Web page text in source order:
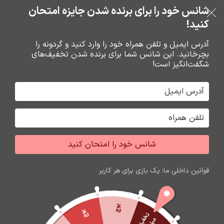
بدون ضامن، بدون سود
عبور به ناوبری
رفتن به محتوای اصلی
0 ریال
محصولات برچسب خورده “موس سیمدار”
جشواره فروش محصولات اپل
برای تغییر این متن بر روی دکمه ویرایش کلیک کنید. لورم
ایپسوم متن ساختگی با تولید سادگی نامفهوم از صنعت چاپ
60
روز
10
ساعت
32
دقیقه
46
ثانیه
فروشگاه نوین تراشه گنجی
پوچ
پوچ
شانس خود را برای برنده شدن جایزه امتحان
کنید!
آدرس ایمیل و تلفن همراه خود را وارد کنید و گردونه را
بچرخانید. این شانس شما برای برنده شدن تخفیف‌های
شگفت‌انگیز است!
شانس خود را امتحان کنید
قوانین داخلی ما: یک بازی برای هر کاربر